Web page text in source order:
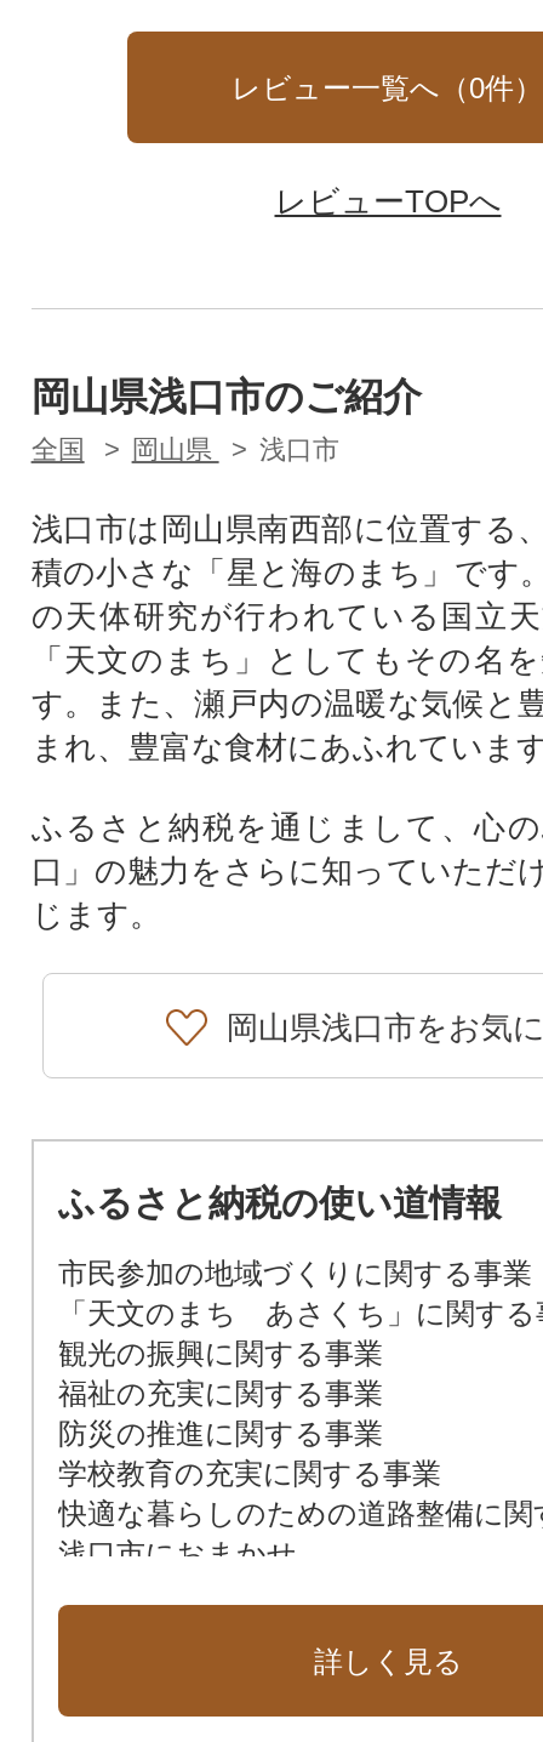
レビュー一覧へ（0件）
レビューTOPへ
岡山県浅口市のご紹介
全国 岡山県 浅口市
浅口市は岡山県南西部に位置する
積の小さな「星と海のまち」です
の天体研究が行われている国立
「天文のまち」としてもその名
す。また、瀬戸内の温暖な気候と
まれ、豊富な食材にあふれていま
ふるさと納税を通じまして、心
口」の魅力をさらに知っていただ
じます。
岡山県浅口市をお気
ふるさと納税の使い道情報
市民参加の地域づくりに関する事業
「天文のまち あさくち」に関する
観光の振興に関する事業
福祉の充実に関する事業
防災の推進に関する事業
学校教育の充実に関する事業
快適な暮らしのための道路整備に関
浅口市におまかせ
詳しく見る